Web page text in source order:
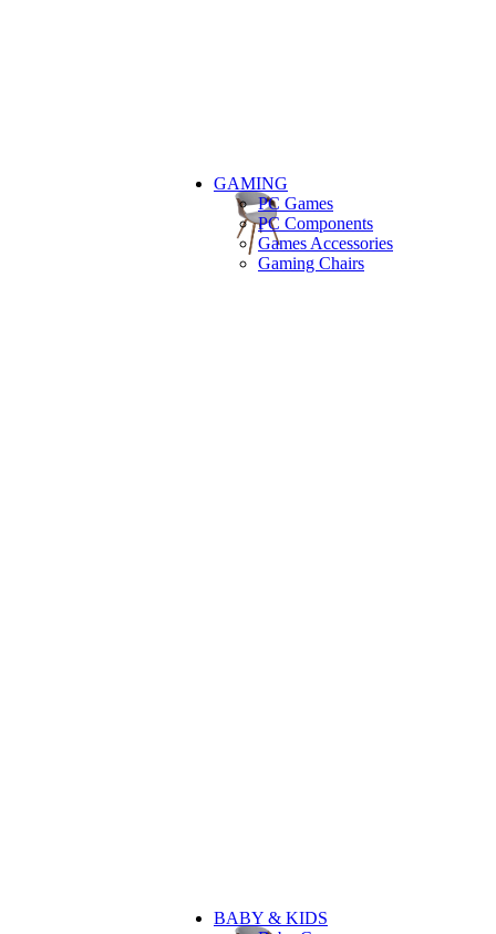
GAMING
PC Games
PC Components
Games Accessories
Gaming Chairs
BABY & KIDS